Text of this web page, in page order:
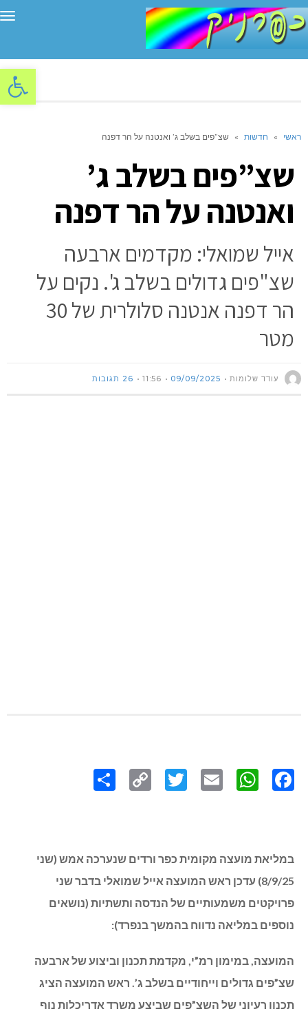
פתח
ראשי » חדשות » שצ”פים בשלב ג’ ואנטנה על הר דפנה
שצ”פים בשלב ג’
ואנטנה על הר דפנה
אייל שמואלי: מקדמים ארבעה
שצ"פים גדולים בשלב ג'. נקים על
הר דפנה אנטנה סלולרית של 30
מטר
עודד שלומות 09/09/2025
11:56 26 תגובות
Facebook
WhatsApp
Email
Twitter
Copy
במליאת מועצה מקומית כפר ורדים שנערכה אמש (שני
8/9/25) עדכן ראש המועצה אייל שמואלי בדבר שני
נוספים במליאה נדווח בהמשך בנפרד):
המועצה, במימון רמ”י, מקדמת תכנון וביצוע של ארבעה